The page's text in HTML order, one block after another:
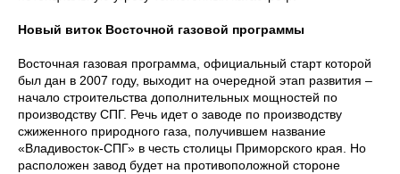
Новый виток Восточной газовой программы
Восточная газовая программа, официальный старт которой
был дан в 2007 году, выходит на очередной этап развития –
начало строительства дополнительных мощностей по
производству СПГ. Речь идет о заводе по производству
сжиженного природного газа, получившем название
«Владивосток-СПГ» в честь столицы Приморского края. Но
расположен завод будет на противоположной стороне